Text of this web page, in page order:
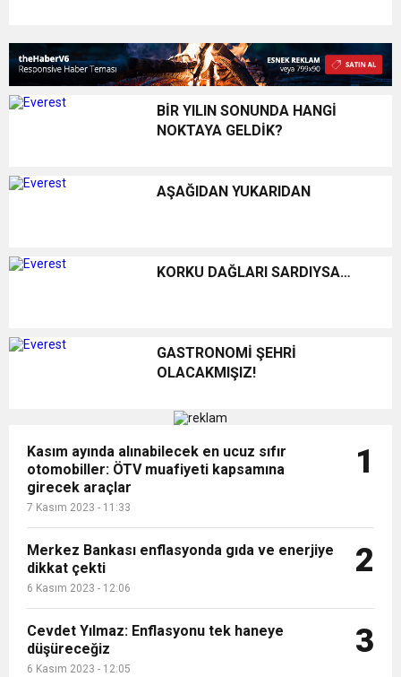
BİR YILIN SONUNDA HANGİ
NOKTAYA GELDİK?
AŞAĞIDAN YUKARIDAN
KORKU DAĞLARI SARDIYSA…
GASTRONOMİ ŞEHRİ
OLACAKMIŞIZ!
Kasım ayında alınabilecek en ucuz sıfır
otomobiller: ÖTV muafiyeti kapsamına
girecek araçlar
7 Kasım 2023 - 11:33
1
Merkez Bankası enflasyonda gıda ve enerjiye
dikkat çekti
6 Kasım 2023 - 12:06
2
Cevdet Yılmaz: Enflasyonu tek haneye
düşüreceğiz
6 Kasım 2023 - 12:05
3